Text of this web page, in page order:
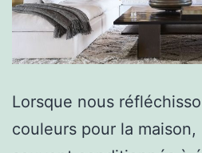
Lorsque nous
couleurs pour la maison,